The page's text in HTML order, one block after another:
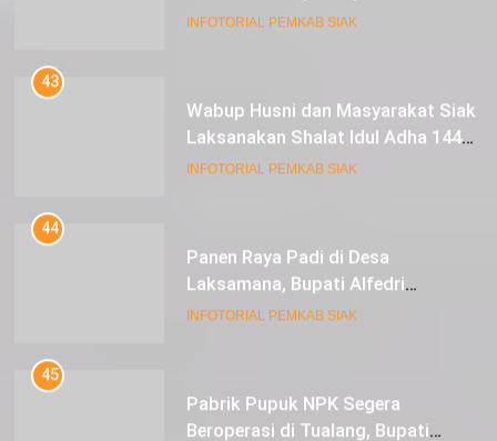
Lestarikan Peradaban
INFOTORIAL PEMKAB SIAK
43
Wabup Husni dan Masyarakat Siak
Laksanakan Shalat Idul Adha 1445
Hijriah di Lapangan Tugu Siak
INFOTORIAL PEMKAB SIAK
44
Panen Raya Padi di Desa
Laksamana, Bupati Alfedri
Serahkan 16 Unit Mesin Pompa Air
INFOTORIAL PEMKAB SIAK
45
Pabrik Pupuk NPK Segera
Beroperasi di Tualang, Bupati